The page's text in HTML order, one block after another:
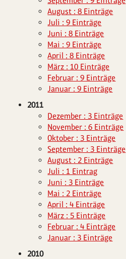
August : 8 Einträge
Juli : 9 Einträge
Juni : 8 Einträge
Mai : 9 Einträge
April : 8 Einträge
März : 10 Einträge
Februar : 9 Einträge
Januar : 9 Einträge
2011
Dezember : 3 Einträge
November : 6 Einträge
Oktober : 3 Einträge
September : 3 Einträge
August : 2 Einträge
Juli : 1 Eintrag
Juni : 3 Einträge
Mai : 2 Einträge
April : 4 Einträge
März : 5 Einträge
Februar : 4 Einträge
Januar : 3 Einträge
2010